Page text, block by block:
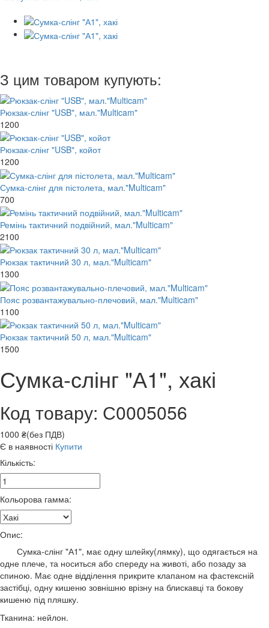
З цим товаром купують:
Рюкзак-слінг "USB", мал."Multicam"
1200
Рюкзак-слінг "USB", койот
1200
Сумка-слінг для пістолета, мал."Multicam"
700
Ремінь тактичний подвійний, мал."Multicam"
2100
Рюкзак тактичний 30 л, мал."Multicam"
1300
Пояс розвантажувально-плечовий, мал."Multicam"
1100
Рюкзак тактичний 50 л, мал."Multicam"
1500
Сумка-слінг "А1", хакі
Код товару: С0005056
1000 ₴(без ПДВ)
Є в наявності Купити
Кількість:
Кольорова гамма:
Опис:
Сумка-слінг "А1", має одну шлейку(лямку), що одягається на
одне плече, та носиться або спереду на животі, або позаду за
спиною. Має одне відділення прикрите клапаном на фастексній
застібці, одну кишеню зовнішню врізну на блискавці та бокову
кишеню під пляшку.
Тканина: нейлон.